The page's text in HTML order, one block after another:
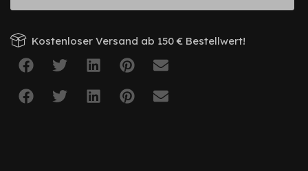
Kostenloser Versand ab 150 € Bestellwert!